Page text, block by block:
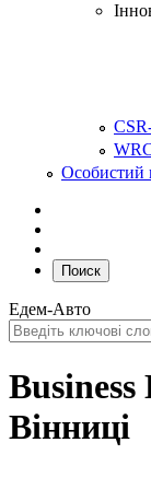
Особистий
Поиск
Едем-Авто
Вінниці